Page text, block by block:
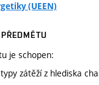
(UEEN)
je schopen:
zátěží z hlediska